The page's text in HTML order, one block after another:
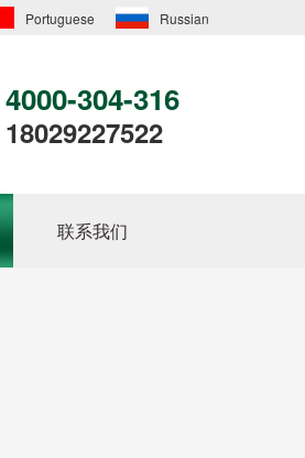
Portuguese Russian
4000-304-316
18029227522
联系我们